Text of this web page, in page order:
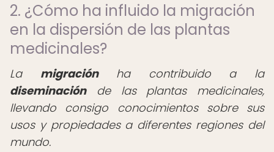
2. ¿Cómo ha influido la migración
en la dispersión de las plantas
medicinales?
La migraciónha contribuido a la
diseminaciónde las plantas medicinales,
llevando consigo conocimientos sobre sus
usos y propiedades a diferentes regiones del
mundo.